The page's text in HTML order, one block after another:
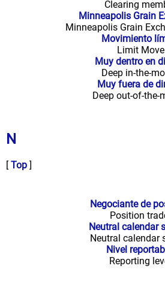
Clearing
Minneapolis Grain
Minneapolis Grain
Movimiento
Limit Move
Muy dentro en
Deep in-the-
Muy fuera de
Deep out-of-the-
N
[ Top ]
Negociante de
Position
Neutral calendar
Neutral calendar
Nivel
Reporting